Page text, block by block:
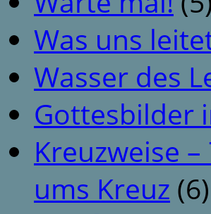
Was uns
Wasser des
Gottesbilder
Kreuzweise
ums Kreuz (6)